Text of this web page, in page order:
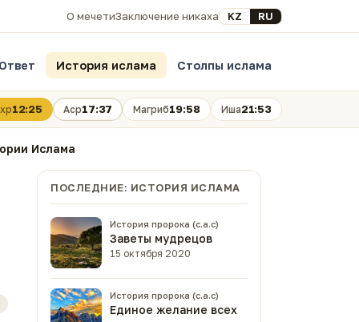
О мечетиЗаключение никахаВыберите язык
KZ RU
История ислама Столпы ислама
12:25 Аср17:37 Магриб19:58 Иша21:53
Ислама
ПОСЛЕДНИЕ: ИСТОРИЯ ИСЛАМА
История пророка (с.а.с)
Заветы мудрецов
15 октября 2020
История пророка (с.а.с)
Единое желание всех